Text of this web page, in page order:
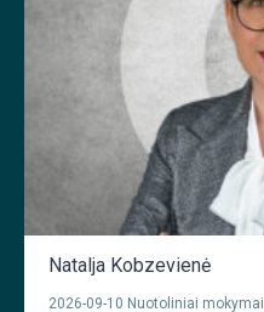
Natalja Kobzevienė
2026-09-10 Nuotoliniai mokymai